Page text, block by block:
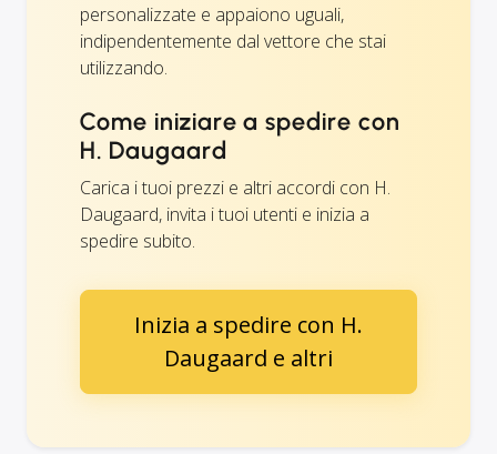
personalizzate e appaiono uguali,
indipendentemente dal vettore che stai
utilizzando.
Come iniziare a spedire con
H. Daugaard
Carica i tuoi prezzi e altri accordi con H.
Daugaard, invita i tuoi utenti e inizia a
spedire subito.
Inizia a spedire con H.
Daugaard e altri